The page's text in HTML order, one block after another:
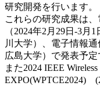
研究開発を行います。
これらの研究成果は
（2024年2月29日-3月
川大学）、電子情報
広島大学）で発表予定
また2024 IEEE
EXPO(WPTCE2024)